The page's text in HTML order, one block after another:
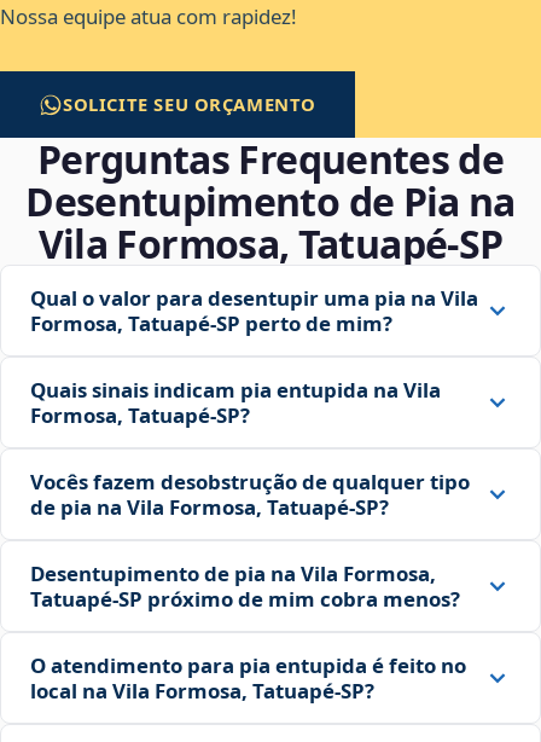
Nossa equipe atua com rapidez!
SOLICITE SEU ORÇAMENTO
Perguntas Frequentes de
Desentupimento de Pia na
Vila Formosa, Tatuapé‑SP
Qual o valor para desentupir uma pia na Vila
Formosa, Tatuapé‑SP perto de mim?
Quais sinais indicam pia entupida na Vila
Formosa, Tatuapé‑SP?
Vocês fazem desobstrução de qualquer tipo
de pia na Vila Formosa, Tatuapé‑SP?
Desentupimento de pia na Vila Formosa,
Tatuapé‑SP próximo de mim cobra menos?
O atendimento para pia entupida é feito no
local na Vila Formosa, Tatuapé‑SP?